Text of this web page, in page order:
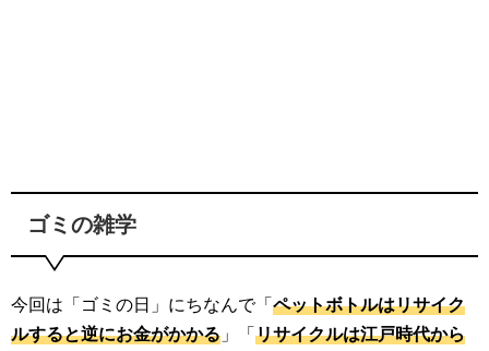
ゴミの雑学
今回は「ゴミの日」にちなんで「ペットボトルはリサイク
ルすると逆にお金がかかる 」「リサイクルは江戸時代から